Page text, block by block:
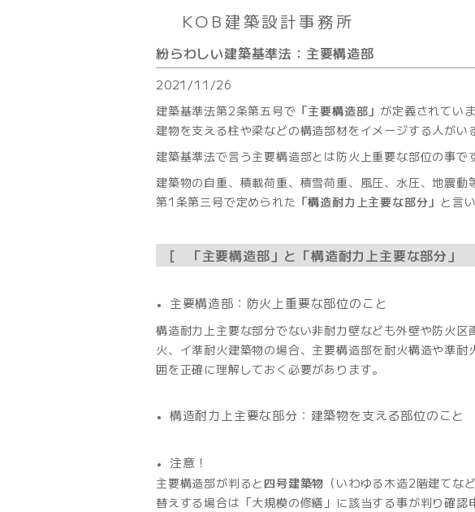
KOB建築設計事務所
紛らわしい建築基準法：主要構造部
2021/11/26
建築基準法第2条第五号で 「主要構造部」 が定義されてい
建物を支える柱や梁などの構造部材をイメージする人がい
建築基準法で言う主要構造部とは防火上重要な部位の事で
建築物の自重、積載荷重、積雪荷重、風圧、水圧、地震
第1条第三号で定められた 「構造耐力上主要な部分」 と言
「主要構造部」と「構造耐力上主要な部分」
主要構造部：防火上重要な部位のこと
構造耐力上主要な部分でない非耐力壁なども外壁や防火
火、イ準耐火建築物の場合、主要構造部を耐火構造や準
囲を正確に理解しておく必要があります。
構造耐力上主要な部分：建築物を支える部位のこと
注意！
主要構造部が判ると四号建築物 （いわゆる木造2階建てな
替えする場合は「大規模の修繕」に該当する事が判り確